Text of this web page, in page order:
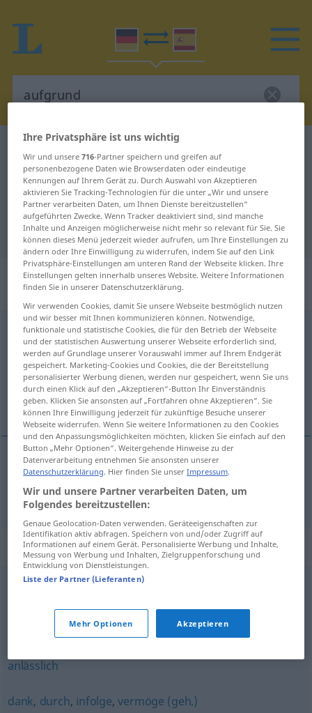
Deutsch-Spanisch Wörterbuch
Deutsch-Spanisch Übersetzung für
"aufgrund"
"aufgrund" Spanisch Übersetzung
„aufgrund“: Präposition,
Verhältniswort
aufgrundpräp <gen>,aufgrund vonadv
Übersicht aller Übersetzungen
(Für mehr Details die Übersetzung anklicken/antippen)
a causa de, por
causade, por aufgrund
Synonyme für "aufgrund"
,vermöge (einer Sache) (geh.),
anlässlich
dank, durch, infolge,vermöge (geh.)
Ihre Privatsphäre ist uns wichtig
Wir und unsere716-Partner speichern und greifen auf
personenbezogene Daten wie Browserdaten oder eindeutige
Kennungen auf Ihrem Gerät zu. Durch Auswahl von Akzeptieren
aktivieren Sie Tracking-Technologien für die unter „Wir und unsere
Partner verarbeiten Daten, um Ihnen Dienste bereitzustellen“
aufgeführten Zwecke. Wenn Tracker deaktiviert sind, sind manche
Inhalte und Anzeigen möglicherweise nicht mehr so relevant für Sie. Sie
können dieses Menü jederzeit wieder aufrufen, um Ihre Einstellungen zu
ändern oder Ihre Einwilligung zu widerrufen, indem Sie auf den Link
Privatsphäre-Einstellungen am unteren Rand der Webseite klicken. Ihre
Einstellungen gelten innerhalb unseres Website. Weitere Informationen
finden Sie in unserer Datenschutzerklärung.
Wir verwenden Cookies, damit Sie unsere Webseite bestmöglich nutzen
und wir besser mit Ihnen kommunizieren können. Notwendige,
funktionale und statistische Cookies, die für den Betrieb der Webseite
und der statistischen Auswertung unserer Webseite erforderlich sind,
werden auf Grundlage unserer Vorauswahl immer auf Ihrem Endgerät
gespeichert. Marketing-Cookies und Cookies, die der Bereitstellung
personalisierter Werbung dienen, werden nur gespeichert, wenn Sie uns
durch einen Klick auf den „Akzeptieren“-Button Ihr Einverständnis
geben. Klicken Sie ansonsten auf „Fortfahren ohne Akzeptieren“. Sie
können Ihre Einwilligung jederzeit für zukünftige Besuche unserer
Webseite widerrufen. Wenn Sie weitere Informationen zu den Cookies
und den Anpassungsmöglichkeiten möchten, klicken Sie einfach auf den
Button „Mehr Optionen“. Weitergehende Hinweise zu der
Datenverarbeitung entnehmen Sie ansonsten unserer
Datenschutzerklärung. Hier finden Sie unserImpressum.
Wir und unsere Partner verarbeiten Daten, um
Folgendes bereitzustellen:
Genaue Geolocation-Daten verwenden. Geräteeigenschaften zur
Identifikation aktiv abfragen. Speichern von und/oder Zugriff auf
Informationen auf einem Gerät. Personalisierte Werbung und Inhalte,
Messung von Werbung und Inhalten, Zielgruppenforschung und
Entwicklung von Dienstleistungen.
Liste der Partner (Lieferanten)
Mehr Optionen Akzeptieren